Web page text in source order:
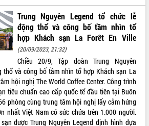
Lắk năm
phí
Pui
Trung Nguyên Legend tổ chức lễ
động thổ và công bố tầm nhìn tổ
hợp Khách sạn La Forêt En Ville
(20/09/2023, 21:32)
Chiều 20/9, Tập đoàn Trung Nguyên
thổ và công bố tầm nhìn tổ hợp Khách sạn La
hội nghị The World Coffee Center. Công trình
tiêu chuẩn cao cấp quốc tế đầu tiên tại Buôn
phòng cùng trung tâm hội nghị lấy cảm hứng
nhất Việt Nam có sức chứa trên 1.000 người.
được Trung Nguyên Legend định hình dựa